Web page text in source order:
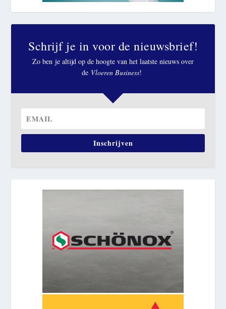
Schrijf je in voor de nieuwsbrief!
Zo ben je altijd op de hoogte van het laatste nieuws over
de Vloeren Business!
Inschrijven